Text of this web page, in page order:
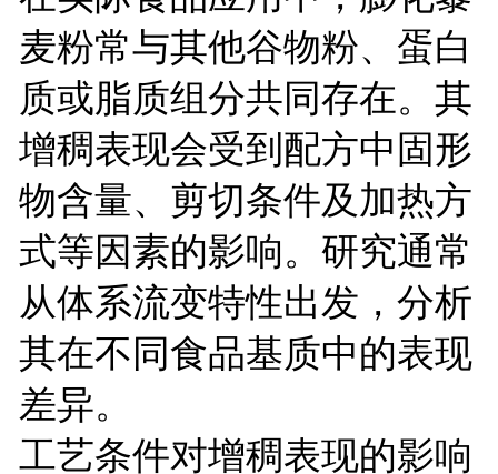
麦粉常与其他谷物粉、蛋白
质或脂质组分共同存在。其
增稠表现会受到配方中固形
物含量、剪切条件及加热方
式等因素的影响。研究通常
从体系流变特性出发，分析
其在不同食品基质中的表现
差异。
工艺条件对增稠表现的影响